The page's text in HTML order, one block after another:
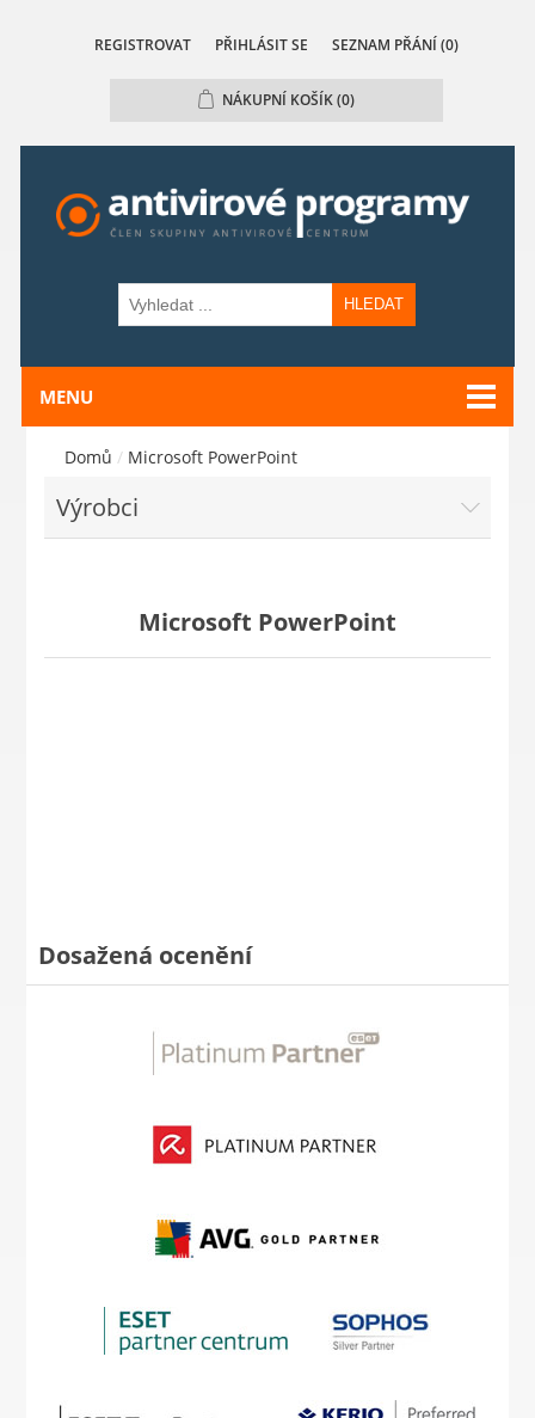
REGISTROVAT PŘIHLÁSIT SE SEZNAM PŘÁNÍ (0)
NÁKUPNÍ KOŠÍK(0)
HLEDAT
MENU
Domů / Microsoft PowerPoint
Výrobci
Microsoft PowerPoint
Dosažená ocenění